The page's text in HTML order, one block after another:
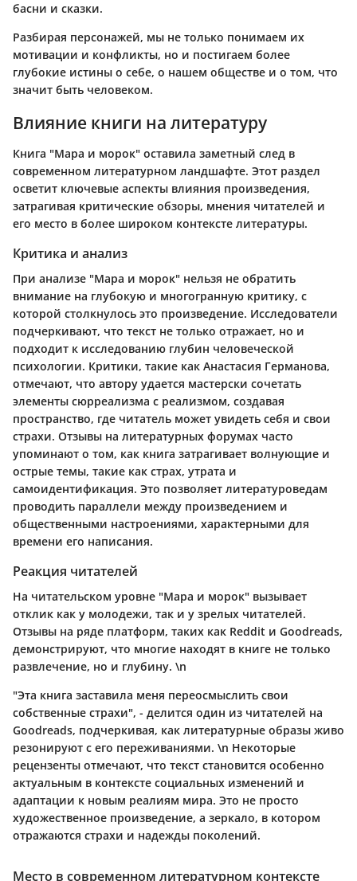
басни и сказки.
Разбирая персонажей, мы не только понимаем их
мотивации и конфликты, но и постигаем более
глубокие истины о себе, о нашем обществе и о том, что
значит быть человеком.
Влияние книги на литературу
Книга "Мара и морок" оставила заметный след в
современном литературном ландшафте. Этот раздел
осветит ключевые аспекты влияния произведения,
затрагивая критические обзоры, мнения читателей и
его место в более широком контексте литературы.
Критика и анализ
При анализе "Мара и морок" нельзя не обратить
внимание на глубокую и многогранную критику, с
которой столкнулось это произведение. Исследователи
подчеркивают, что текст не только отражает, но и
подходит к исследованию глубин человеческой
психологии. Критики, такие как Анастасия Германова,
отмечают, что автору удается мастерски сочетать
элементы сюрреализма с реализмом, создавая
пространство, где читатель может увидеть себя и свои
страхи. Отзывы на литературных форумах часто
упоминают о том, как книга затрагивает волнующие и
острые темы, такие как страх, утрата и
самоидентификация. Это позволяет литературоведам
проводить параллели между произведением и
общественными настроениями, характерными для
времени его написания.
Реакция читателей
На читательском уровне "Мара и морок" вызывает
отклик как у молодежи, так и у зрелых читателей.
Отзывы на ряде платформ, таких как Reddit и Goodreads,
демонстрируют, что многие находят в книге не только
развлечение, но и глубину. \n
"Эта книга заставила меня переосмыслить свои
собственные страхи", - делится один из читателей на
Goodreads, подчеркивая, как литературные образы живо
резонируют с его переживаниями. \n Некоторые
рецензенты отмечают, что текст становится особенно
актуальным в контексте социальных изменений и
адаптации к новым реалиям мира. Это не просто
художественное произведение, а зеркало, в котором
отражаются страхи и надежды поколений.
Место в современном литературном контексте